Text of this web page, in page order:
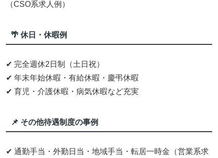
（CSO系求人例）
🌴 休日・休暇例
✔ 完全週休2日制（土日祝）
✔ 年末年始休暇・有給休暇・慶弔休暇
✔ 育児・介護休暇・病気休暇など充実
📌 その他待遇制度の事例
✔ 通勤手当・外勤日当・地域手当・転居一時金（営業系求